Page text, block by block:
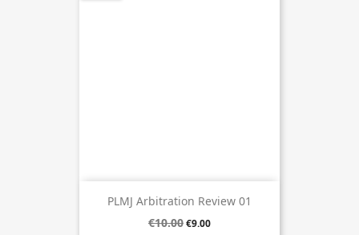
PLMJ Arbitration Review 01
€10.00€9.00